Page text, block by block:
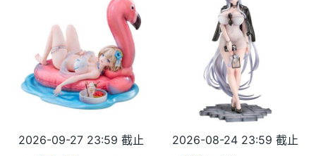
2026-09-27 23:59 截止
2026-08-24 23:59 截止